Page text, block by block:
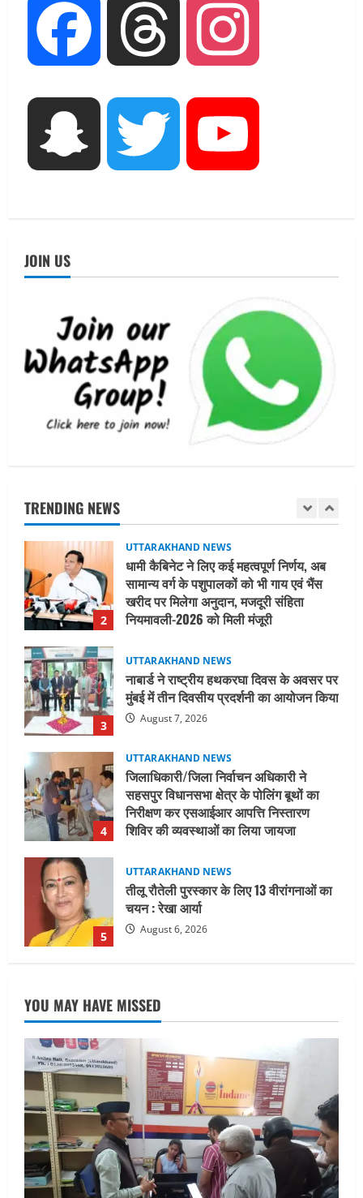
Facebook Threads
Snapchat Twitter
JOIN US
TRENDING NEWS
August 7, 2026
UTTARAKHAND NEWS
नाबार्ड ने राष्ट्रीय हथकरघा दिवस के अवसर पर
मुंबई में तीन दिवसीय प्रदर्शनी का आयोजन किया
UTTARAKHAND NEWS
जिलाधिकारी/जिला निर्वाचन अधिकारी ने
सहसपुर विधानसभा क्षेत्र के पोलिंग बूथों का
चयन : रेखा आर्या
UTTARAKHAND NEWS
15 अगस्त तक ई-केवाईसी नहीं कराई तो गैस
आपूर्ति पर पड़ सकता है असर
August 8, 2026
2
UTTARAKHAND NEWS
3
UTTARAKHAND NEWS
नाबार्ड ने राष्ट्रीय हथकरघा दिवस के अवसर पर
मुंबई में तीन दिवसीय प्रदर्शनी का आयोजन किया
August 7, 2026
4
UTTARAKHAND NEWS
जिलाधिकारी/जिला निर्वाचन अधिकारी ने
सहसपुर विधानसभा क्षेत्र के पोलिंग बूथों का
निरीक्षण कर एसआईआर आपत्ति निस्तारण
शिविर की व्यवस्थाओं का लिया जायजा
5
UTTARAKHAND NEWS
तीलू रौतेली पुरस्कार के लिए 13 वीरांगनाओं का
चयन : रेखा आर्या
August 6, 2026
1
UTTARAKHAND NEWS
15 अगस्त तक ई-केवाईसी नहीं कराई तो गैस
आपूर्ति पर पड़ सकता है असर
August 8, 2026
2
सामान्य वर्ग के पशुपालकों को भी गाय एवं भैंस
खरीद पर मिलेगा अनुदान, मजदूरी संहिता
नियमावली-2026 को मिली मंजूरी
August 7, 2026
3
UTTARAKHAND NEWS
नाबार्ड ने राष्ट्रीय हथकरघा दिवस के अवसर पर
मुंबई में तीन दिवसीय प्रदर्शनी का आयोजन किया
August 7, 2026
UTTARAKHAND NEWS
YOU MAY HAVE MISSED